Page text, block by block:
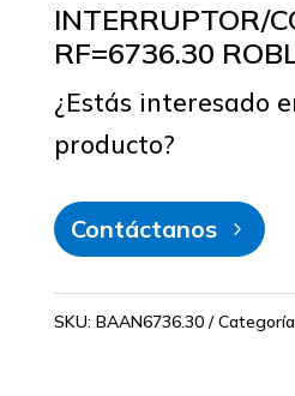
INTERRUPTOR/
RF=6736.30
¿Estás interesado
producto?
Contáctanos
SKU: BAAN6736.30